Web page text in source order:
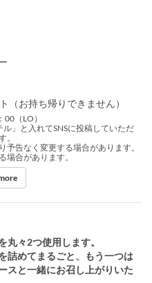
お持ち帰りできません）
（LO）
」と入れてSNSに投稿していただ
。
告なく変更する場合があります。
場合があります。
丸々2つ使用します。
詰めてまるごと、もう一つは
スと一緒にお召し上がりいた